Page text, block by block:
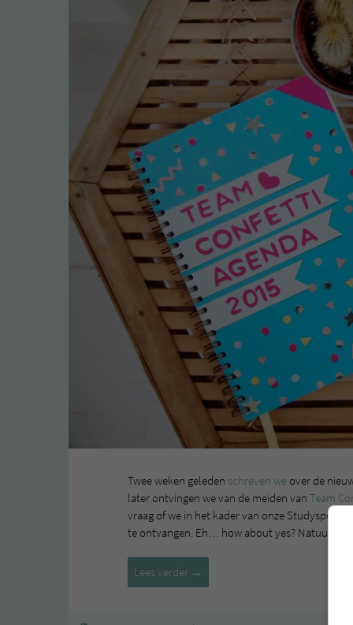
Twee weken geleden schreven we over de
later ontvingen we van de meiden van Team
vraag of we in het kader van onze Studyspo-
te ontvangen. Eh… how about yes? Natuurlijk
Lees verder Team
Confetti
→